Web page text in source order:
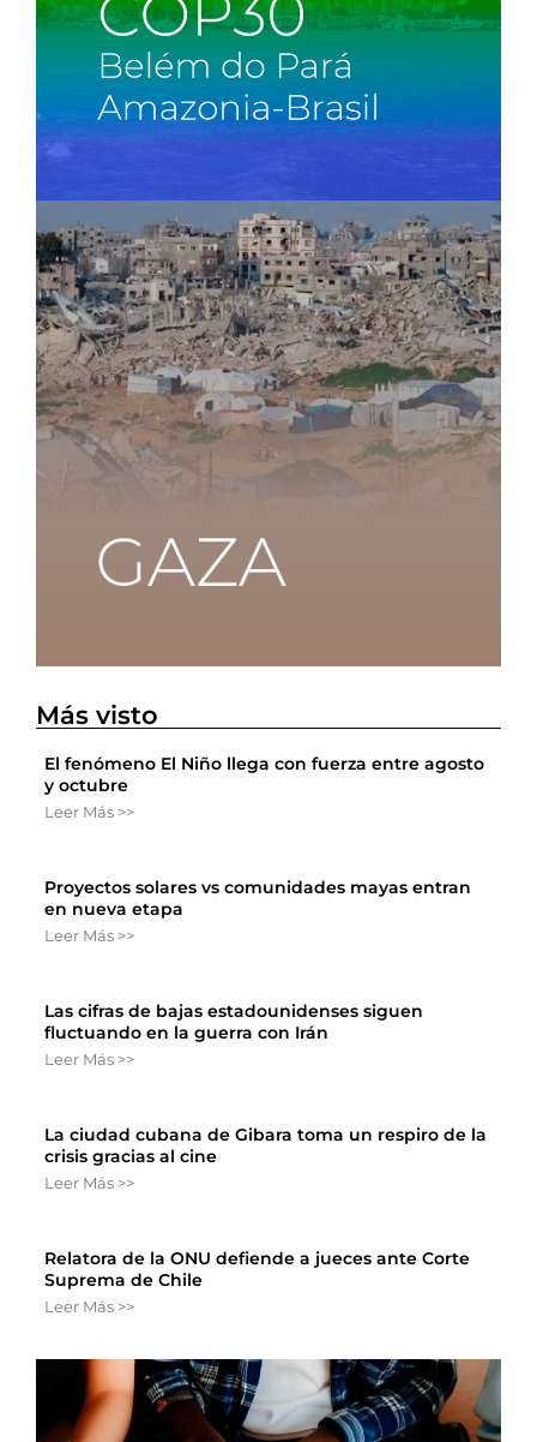
Más visto
El fenómeno El Niño llega con fuerza entre agosto
y octubre
Leer Más >>
Proyectos solares vs comunidades mayas entran
en nueva etapa
Leer Más >>
Las cifras de bajas estadounidenses siguen
fluctuando en la guerra con Irán
Leer Más >>
La ciudad cubana de Gibara toma un respiro de la
crisis gracias al cine
Leer Más >>
Relatora de la ONU defiende a jueces ante Corte
Suprema de Chile
Leer Más >>